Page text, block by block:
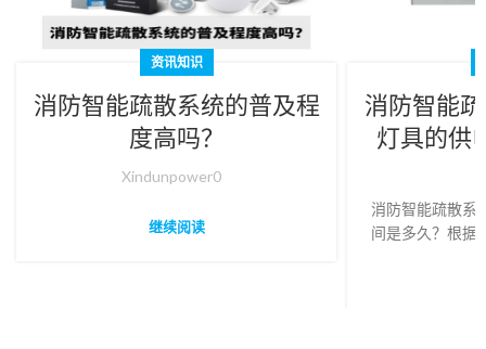
资讯知识
消防智能疏散系统的普及程
度高吗？
Xindunpower0
继续阅读
消防智能
灯具的供
消防智能疏散系
间是多久？根据